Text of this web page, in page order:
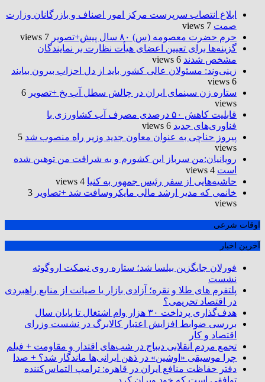
ابلاغ انتصاب سرپرست مرکز امور اصناف و بازرگانان وزارت
صمت 7 views
حرم حضرت‌ معصومه (س) ۸۰ سال پیش+تصویر
7 views
گزینه‌ها برای تعیین اعضای هیأت نظارت بر نمایندگان
مشخص شدند 6 views
زینی‌وند: مسئولان عالی کشور باید از دل احزاب بیرون بیایند
6 views
ستاره زن سینمای ایران در چالش سطل آب یخ +تصویر 6
views
قابلیت کاهش ۵۰ درصدی مصرف آب کشاورزی با
فناوری‌های جدید 6 views
پیروز حناچی به عنوان معاون جدید وزیر راه منصوب شد 5
views
رویانیان:من سرباز این کشورم و به شرافت من توهین شده
است 4 views
حاشیه‌هایی از سفر رئیس جمهور به کنیا 4 views
خانمی که مدیر ارشد مالی مایکروسافت شد +تصاویر 3
views
اوقات شرعی
آخرین اخبار
فورلان جایگزین بیلسا شد؛ ستاره روی نیمکت اروگوئه
نشست
پلتفرم ‌های طلا و نقره؛ آزادی بازار یا صیانت از منابع راهبردی
در اقتصاد تحریمی؟
هدف‌گذاری پرداخت ۳۰ هزار وام اشتغال تا پایان سال
بررسی ضوابط افزایش اعتبار کالابرگ در نشست وزرای
اقتصاد و کار
تجمع مردم انقلابی دیباج در شب‌های اقتدار و مقاومت + فیلم
چرا موسیقی «اوشین» در ذهن ایرانی‌ها ماندگار شد؟ + صدا
دفتر حفاظت منافع ایران در قاهره: ترامپ التماس‌کننده
توافقی است که خود ویران کرد